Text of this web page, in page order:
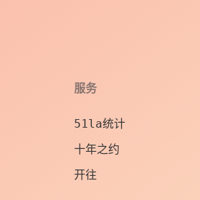
服务
51la统计
十年之约
开往